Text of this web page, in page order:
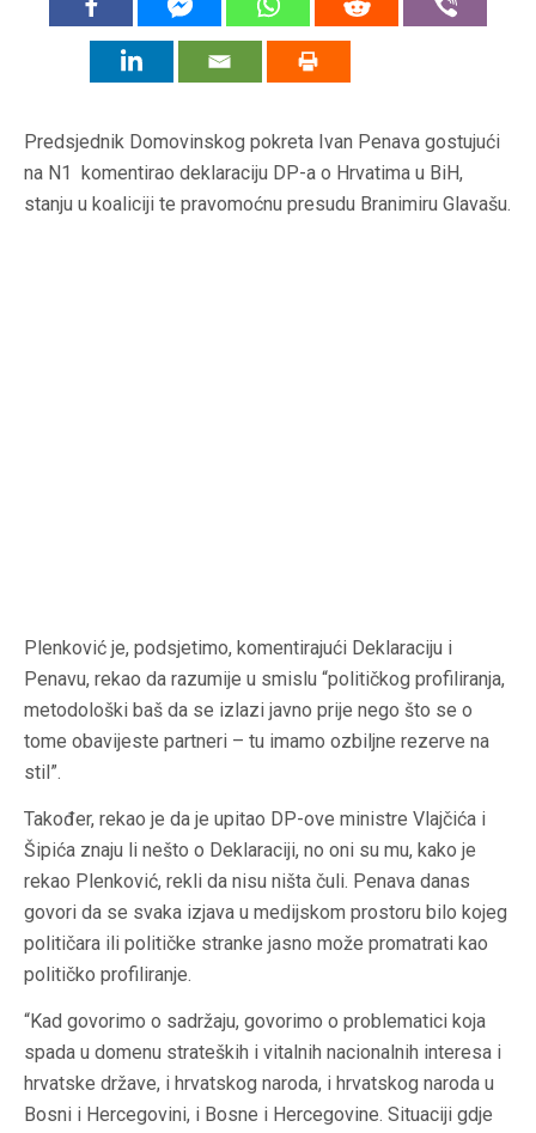
Predsjednik Domovinskog pokreta Ivan Penava gostujući
na N1 komentirao deklaraciju DP-a o Hrvatima u BiH,
stanju u koaliciji te pravomoćnu presudu Branimiru Glavašu.
Plenković je, podsjetimo, komentirajući Deklaraciju i
Penavu, rekao da razumije u smislu “političkog profiliranja,
metodološki baš da se izlazi javno prije nego što se o
tome obavijeste partneri – tu imamo ozbiljne rezerve na
stil”.
Također, rekao je da je upitao DP-ove ministre Vlajčića i
Šipića znaju li nešto o Deklaraciji, no oni su mu, kako je
rekao Plenković, rekli da nisu ništa čuli. Penava danas
govori da se svaka izjava u medijskom prostoru bilo kojeg
političara ili političke stranke jasno može promatrati kao
političko profiliranje.
“Kad govorimo o sadržaju, govorimo o problematici koja
spada u domenu strateških i vitalnih nacionalnih interesa i
hrvatske države, i hrvatskog naroda, i hrvatskog naroda u
Bosni i Hercegovini, i Bosne i Hercegovine. Situaciji gdje